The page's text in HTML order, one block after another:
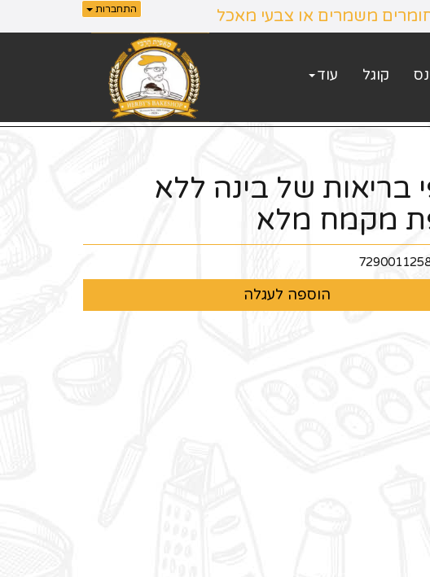
התחברות משמרים או צבעי מאכל
קוגל עוד
בריאות של בינה ללא
מקמח מלא